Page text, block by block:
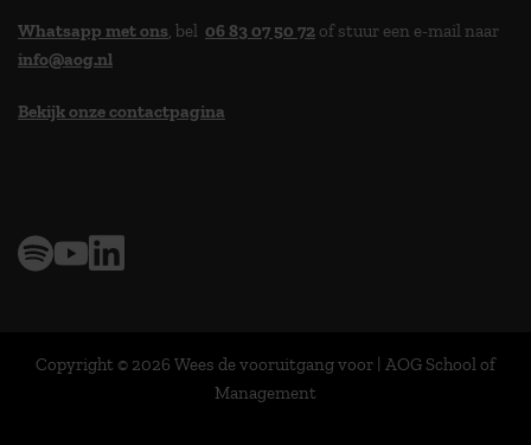
Whatsapp met ons, bel 06 83 07 50 72 of stuur een e-mail naar
info@aog.nl
Bekijk onze contactpagina
Copyright © 2026 Wees de vooruitgang voor | AOG School of
Management